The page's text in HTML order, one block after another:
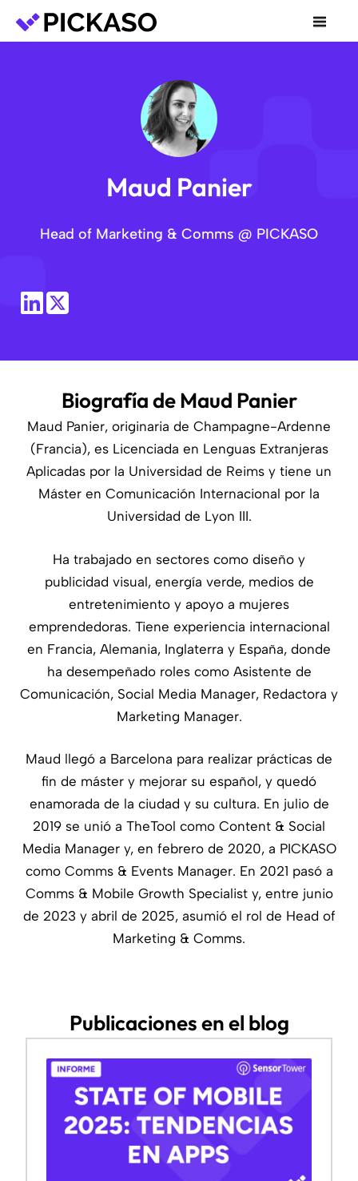
Maud Panier
Head of Marketing & Comms @ PICKASO
Biografía de Maud Panier
Maud Panier, originaria de Champagne-Ardenne
(Francia), es Licenciada en Lenguas Extranjeras
Aplicadas por la Universidad de Reims y tiene un
Máster en Comunicación Internacional por la
Universidad de Lyon III.
Ha trabajado en sectores como diseño y
publicidad visual, energía verde, medios de
entretenimiento y apoyo a mujeres
emprendedoras. Tiene experiencia internacional
en Francia, Alemania, Inglaterra y España, donde
ha desempeñado roles como Asistente de
Comunicación, Social Media Manager, Redactora y
Marketing Manager.
Maud llegó a Barcelona para realizar prácticas de
fin de máster y mejorar su español, y quedó
enamorada de la ciudad y su cultura. En julio de
2019 se unió a TheTool como Content & Social
Media Manager y, en febrero de 2020, a PICKASO
como Comms & Events Manager. En 2021 pasó a
Comms & Mobile Growth Specialist y, entre junio
de 2023 y abril de 2025, asumió el rol de Head of
Marketing & Comms.
Publicaciones en el blog